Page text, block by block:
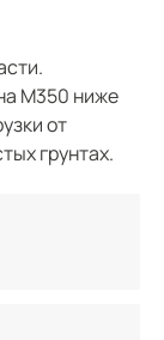
М350 ниже
от
грунтах.